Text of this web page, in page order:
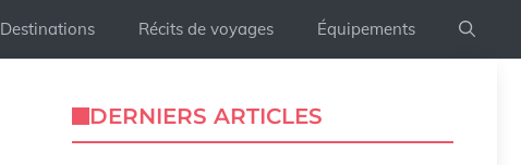
Destinations Récits de voyages Équipements
DERNIERS ARTICLES